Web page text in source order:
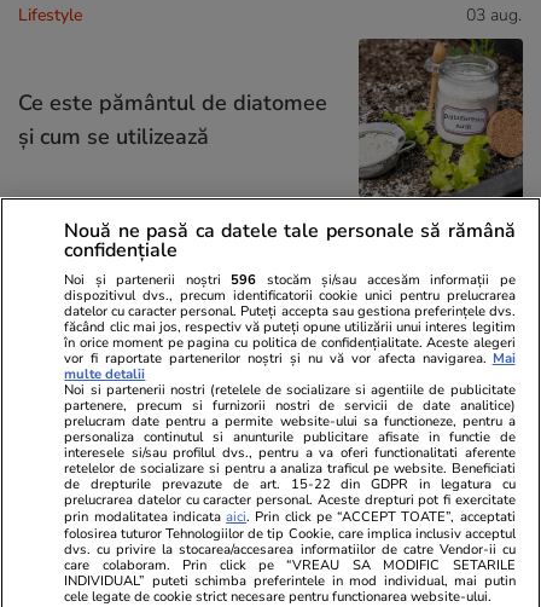
Lifestyle 03 aug.
Ce este pământul de diatomee
și cum se utilizează
Lifestyle
30 de expresii în turcă esențiale
pentru vacanță: de la bazar la
plajă
Știri România 21:19
De ce a fost amânată
scufundarea celor patru barje în
Nouă ne pasă ca datele tale personale să rămână
confidențiale
Noi și partenerii noștri 596 stocăm și/sau accesăm informații pe
dispozitivul dvs., precum identificatorii cookie unici pentru prelucrarea
datelor cu caracter personal. Puteți accepta sau gestiona preferințele dvs.
făcând clic mai jos, respectiv vă puteți opune utilizării unui interes legitim
în orice moment pe pagina cu politica de confidențialitate. Aceste alegeri
vor fi raportate partenerilor noștri și nu vă vor afecta navigarea. Mai
multe detalii
Noi si partenerii nostri (retelele de socializare si agentiile de publicitate
partenere, precum si furnizorii nostri de servicii de date analitice)
prelucram date pentru a permite website-ului sa functioneze, pentru a
personaliza continutul si anunturile publicitare afisate in functie de
interesele si/sau profilul dvs., pentru a va oferi functionalitati aferente
retelelor de socializare si pentru a analiza traficul pe website. Beneficiati
de drepturile prevazute de art. 15-22 din GDPR in legatura cu
prelucrarea datelor cu caracter personal. Aceste drepturi pot fi exercitate
prin modalitatea indicataaici. Prin click pe “ACCEPT TOATE”, acceptati
folosirea tuturor Tehnologiilor de tip Cookie, care implica inclusiv acceptul
dvs. cu privire la stocarea/accesarea informatiilor de catre Vendor-ii cu
care colaboram. Prin click pe “VREAU SA MODIFIC SETARILE
INDIVIDUAL” puteti schimba preferintele in mod individual, mai putin
cele legate de cookie strict necesare pentru functionarea website-ului.